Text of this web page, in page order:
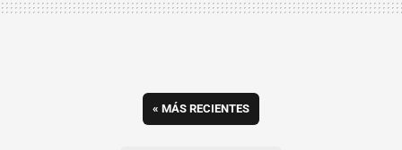
« MÁS RECIENTES